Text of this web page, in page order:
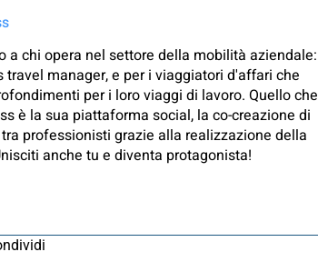
a chi opera nel settore della mobilità aziendale:
manager, e per i viaggiatori d'affari che
per i loro viaggi di lavoro. Quello che
è la sua piattaforma social, la co-creazione di
professionisti grazie alla realizzazione della
anche tu e diventa protagonista!